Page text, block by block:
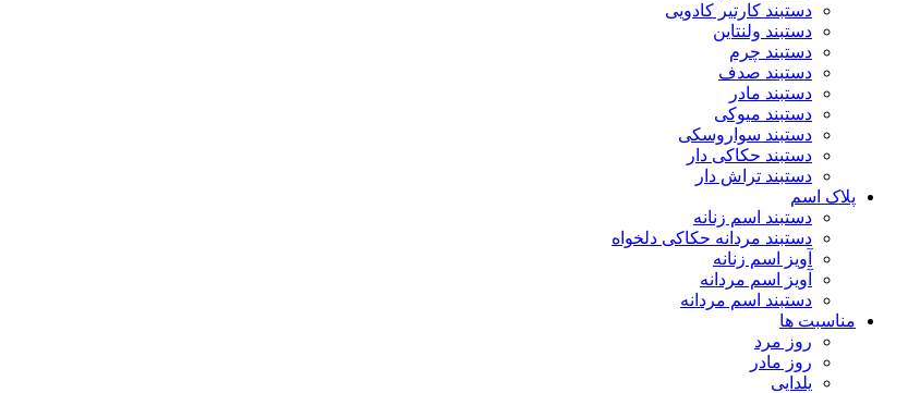
دستبند کارتیر کادویی
دستبند ولنتاین
دستبند چرم
دستبند صدف
دستبند مادر
دستبند میوکی
دستبند سواروسکی
دستبند حکاکی دار
دستبند تراش دار
پلاک اسم
دستبند اسم زنانه
دستبند مردانه حکاکی دلخواه
آویز اسم زنانه
آویز اسم مردانه
دستبند اسم مردانه
مناسبت ها
روز مرد
روز مادر
یلدایی